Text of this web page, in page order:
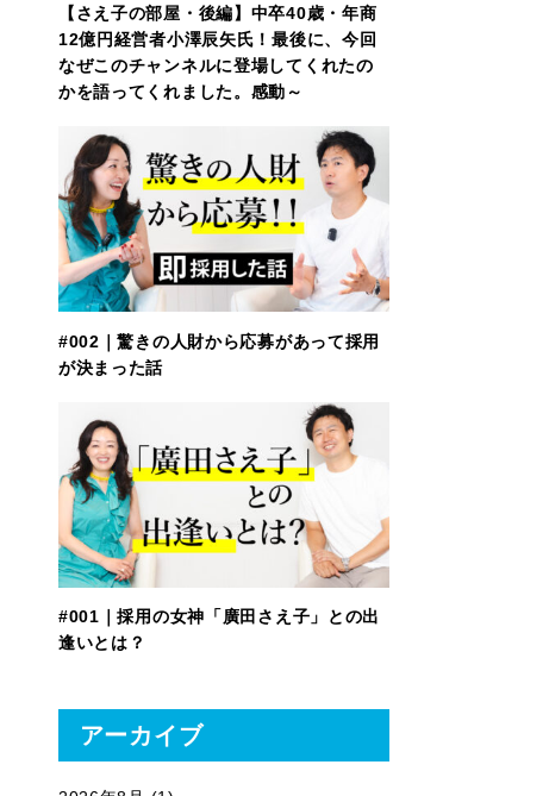
【さえ子の部屋・後編】中卒40歳・年商
12億円経営者小澤辰矢氏！最後に、今回
なぜこのチャンネルに登場してくれたの
かを語ってくれました。感動～
#002｜驚きの人財から応募があって採用
が決まった話
#001｜採用の女神「廣田さえ子」との出
逢いとは？
アーカイブ